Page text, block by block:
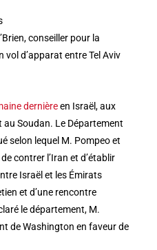
conseiller pour la
vol d’apparat entre Tel Aviv
dernièreen Israël, aux
au Soudan. Le Département
selon lequel M. Pompeo et
contrer l’Iran et d’établir
Israël et les Émirats
et d’une rencontre
le département, M.
de Washington en faveur de